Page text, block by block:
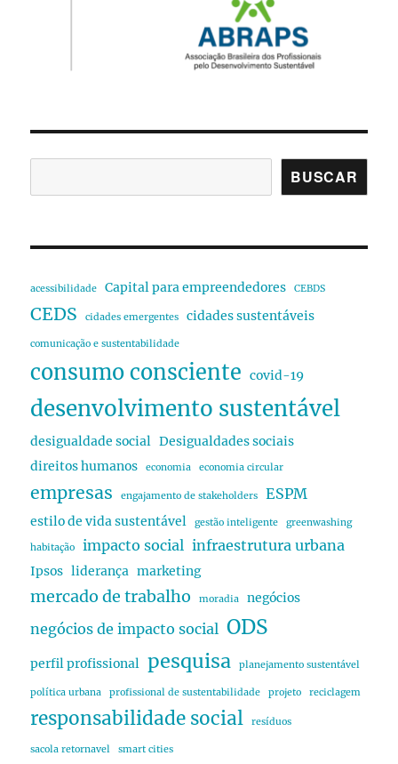
BUSCAR
acessibilidade Capital para empreendedores CEBDS
CEDS cidades emergentes cidades sustentáveis
comunicação e sustentabilidade
consumo consciente covid-19
desenvolvimento sustentável
desigualdade social
Desigualdades sociais
direitos humanos
economia economia circular
empresas engajamento de stakeholders ESPM
estilo de vida sustentável gestão inteligente greenwashing
habitação impacto social infraestrutura urbana
Ipsos liderança marketing
mercado de trabalho moradia negócios
negócios de impacto social ODS
perfil profissional pesquisa planejamento sustentável
política urbana profissional de sustentabilidade projeto reciclagem
responsabilidade social resíduos
sacola retornavel smart cities